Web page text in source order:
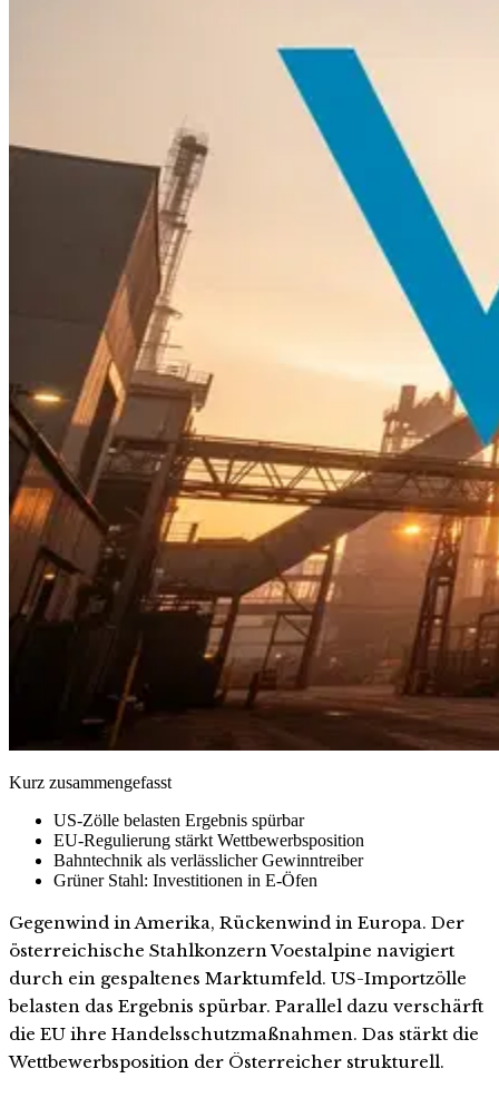
Kurz zusammengefasst
US-Zölle belasten Ergebnis spürbar
EU-Regulierung stärkt Wettbewerbsposition
Bahntechnik als verlässlicher Gewinntreiber
Grüner Stahl: Investitionen in E-Öfen
Gegenwind in Amerika, Rückenwind in Europa. Der
österreichische Stahlkonzern Voestalpine navigiert
durch ein gespaltenes Marktumfeld. US-Importzölle
belasten das Ergebnis spürbar. Parallel dazu verschärft
die EU ihre Handelsschutzmaßnahmen. Das stärkt die
Wettbewerbsposition der Österreicher strukturell.